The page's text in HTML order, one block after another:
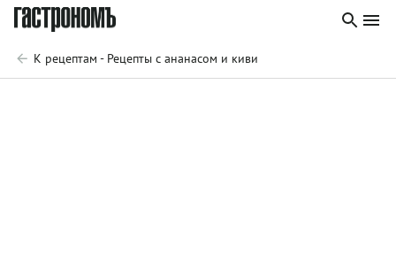
К рецептам - Рецепты с ананасом и киви